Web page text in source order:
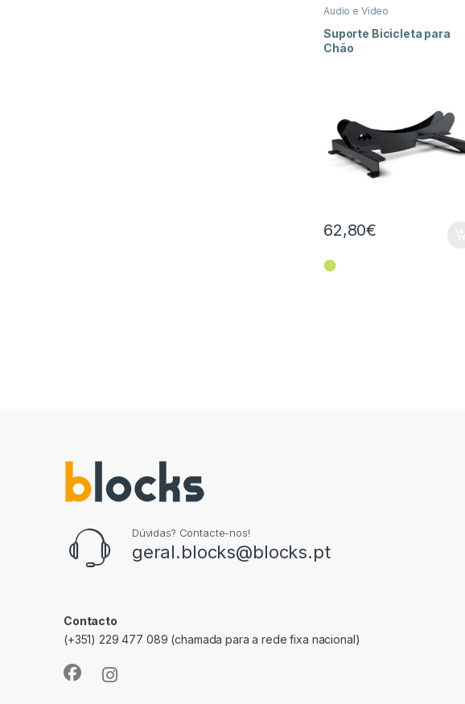
Audio e Vídeo
Suporte Bicicleta para
Chão
62,80€
⬤
Dúvidas? Contacte-nos!
geral.blocks@blocks.pt
Contacto
(+351) 229 477 089 (chamada para a rede fixa nacional)